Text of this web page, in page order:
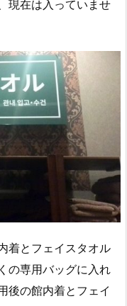
現在は入っていませ
着とフェイスタオル
の専用バッグに入れ
後の館内着とフェイ